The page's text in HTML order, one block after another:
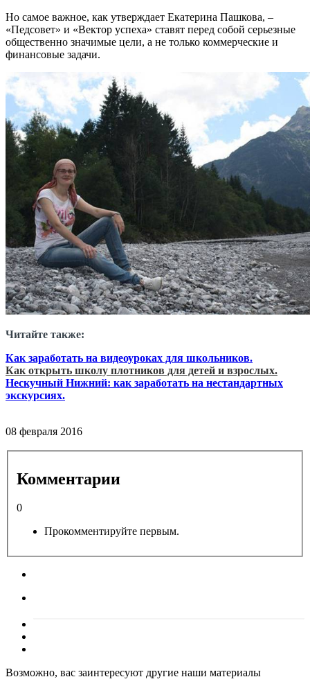
Но самое важное, как утверждает Екатерина Пашкова, –
«Педсовет» и «Вектор успеха» ставят перед собой серьезные
общественно значимые цели, а не только коммерческие и
финансовые задачи.
Читайте также:
Как заработать на видеоуроках для школьников.
Как открыть школу плотников для детей и взрослых.
Нескучный Нижний: как заработать на нестандартных
экскурсиях.
08 февраля 2016
Комментарии
0
Прокомментируйте первым.
Возможно, вас заинтересуют другие наши материалы